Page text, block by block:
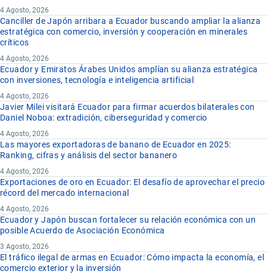
4 Agosto, 2026
Canciller de Japón arribara a Ecuador buscando ampliar la alianza
estratégica con comercio, inversión y cooperación en minerales
críticos
4 Agosto, 2026
Ecuador y Emiratos Árabes Unidos amplían su alianza estratégica
con inversiones, tecnología e inteligencia artificial
4 Agosto, 2026
Javier Milei visitará Ecuador para firmar acuerdos bilaterales con
Daniel Noboa: extradición, ciberseguridad y comercio
4 Agosto, 2026
Las mayores exportadoras de banano de Ecuador en 2025:
Ranking, cifras y análisis del sector bananero
4 Agosto, 2026
Exportaciones de oro en Ecuador: El desafío de aprovechar el precio
récord del mercado internacional
4 Agosto, 2026
Ecuador y Japón buscan fortalecer su relación económica con un
posible Acuerdo de Asociación Económica
3 Agosto, 2026
El tráfico ilegal de armas en Ecuador: Cómo impacta la economía, el
comercio exterior y la inversión